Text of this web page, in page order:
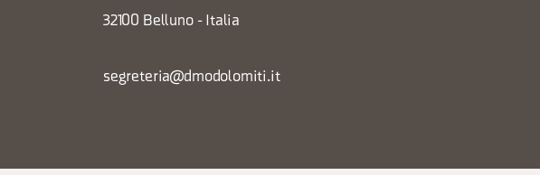
32100 Belluno - Italia
segreteria@dmodolomiti.it